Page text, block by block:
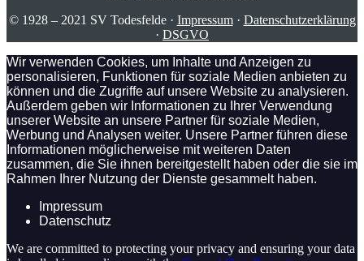
© 1928 – 2021 SV Todesfelde · Impressum· Datenschutzerklärung
· DSGVO
Wir verwenden Cookies, um Inhalte und Anzeigen zu
personalisieren, Funktionen für soziale Medien anbieten zu
können und die Zugriffe auf unsere Website zu analysieren.
Außerdem geben wir Informationen zu Ihrer Verwendung
unserer Website an unsere Partner für soziale Medien,
Werbung und Analysen weiter. Unsere Partner führen diese
Informationen möglicherweise mit weiteren Daten
zusammen, die Sie ihnen bereitgestellt haben oder die sie im
Rahmen Ihrer Nutzung der Dienste gesammelt haben.
Impressum
Datenschutz
We are committed to protecting your privacy and ensuring your data